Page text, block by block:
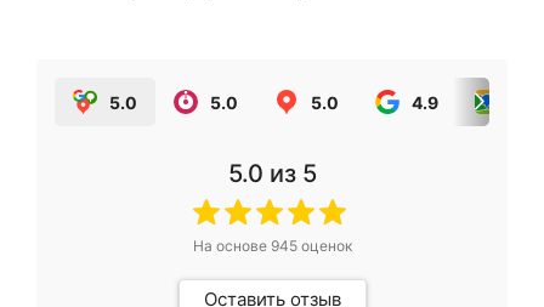
5.0 5.0 5.0 4.9
5.0 из 5
На основе 945оценок
Оставить отзыв